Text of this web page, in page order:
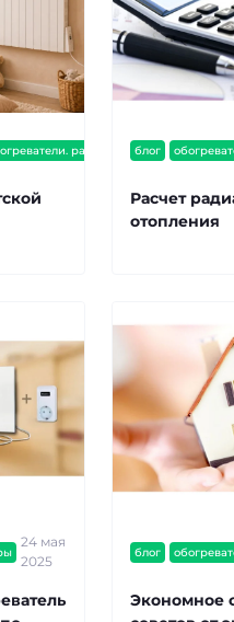
радиаторы
16
июля
блог
Расчет
отопления
24 мая
2025
блог
Экономное